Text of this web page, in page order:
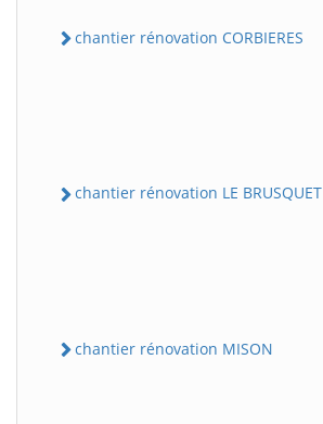
chantier rénovation CORBIERES
chantier rénovation LE BRUSQUET
chantier rénovation MISON